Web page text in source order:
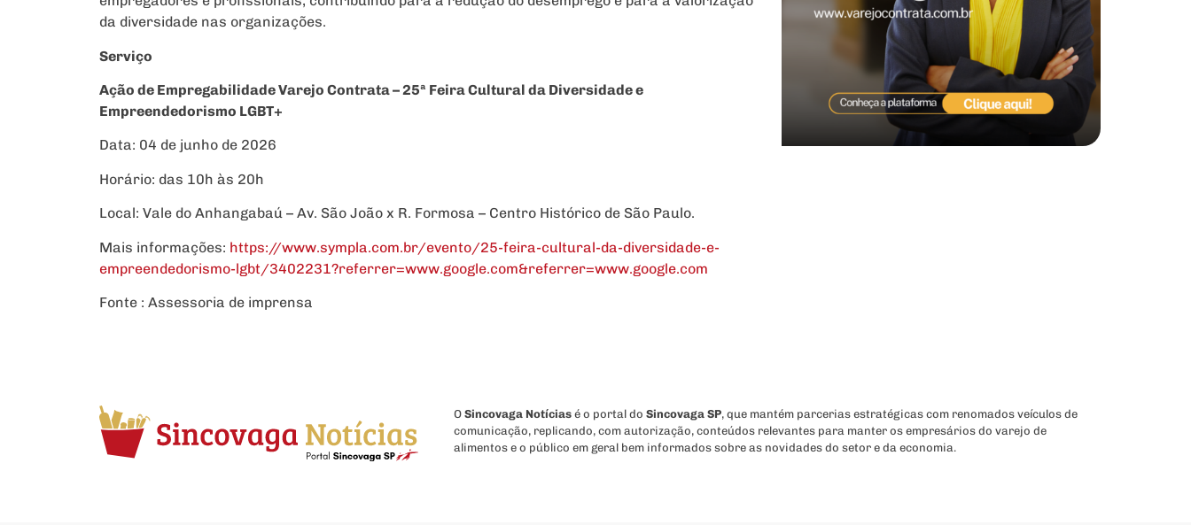
da diversidade nas organizações.
Serviço
Ação de Empregabilidade Varejo Contrata – 25ª Feira Cultural da Diversidade e
Empreendedorismo LGBT+
Data: 04 de junho de 2026
Horário: das 10h às 20h
Local: Vale do Anhangabaú – Av. São João x R. Formosa – Centro Histórico de São Paulo.
Mais informações: https://www.sympla.com.br/evento/25-feira-cultural-da-diversidade-e-
empreendedorismo-lgbt/3402231?referrer=www.google.com&referrer=www.google.com
Fonte : Assessoria de imprensa
O Sincovaga Notíciasé o portal do Sincovaga SP, que mantém parcerias estratégicas com renomados veículos de
comunicação, replicando, com autorização, conteúdos relevantes para manter os empresários do varejo de
alimentos e o público em geral bem informados sobre as novidades do setor e da economia.